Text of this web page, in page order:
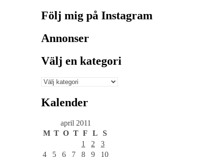
Följ mig på Instagram
Annonser
Välj en kategori
Välj
kategori
Kalender
april 2011
M T O T F L
S
1
2
3
4
5 6 7 8 9 10